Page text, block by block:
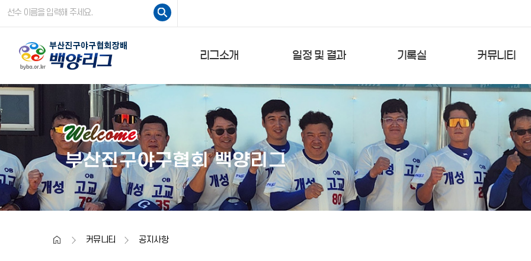
주요콘텐츠로
건너뛰기
검색
리그소개
인사말
규정 및 회칙
일정 및 결과
경기결과
상대팀별 결과
기록실
팀순위
타격순위
타격TOP5
투수순위
투수TOP5
역대타격
커뮤니티
공지사항
자유게시판
포토갤러리
home 커뮤니티 공지사항